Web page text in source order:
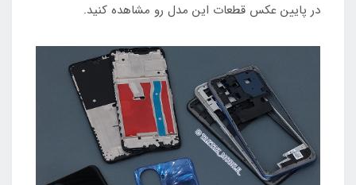
در پایین عکس قطعات این مدل رو مشاهده کنید.